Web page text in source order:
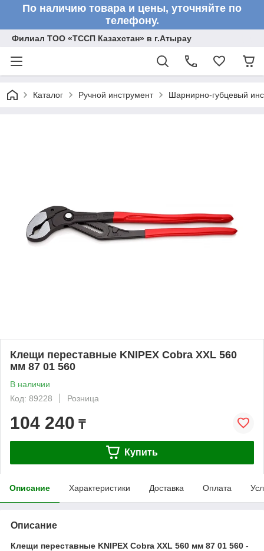
По наличию товара и цены, уточняйте по
телефону.
Филиал ТОО «ТССП Казахстан» в г.Атырау
Каталог Ручной инструмент Шарнирно-губцевый
Клещи переставные KNIPEX Cobra XXL 560
мм 87 01 560
В наличии
Код: 89228
Розница
104 240 ₸
Купить
Описание Характеристики Доставка Оплата
Описание
Клещи переставные KNIPEX Cobra XXL 560 мм 87 01 560 -